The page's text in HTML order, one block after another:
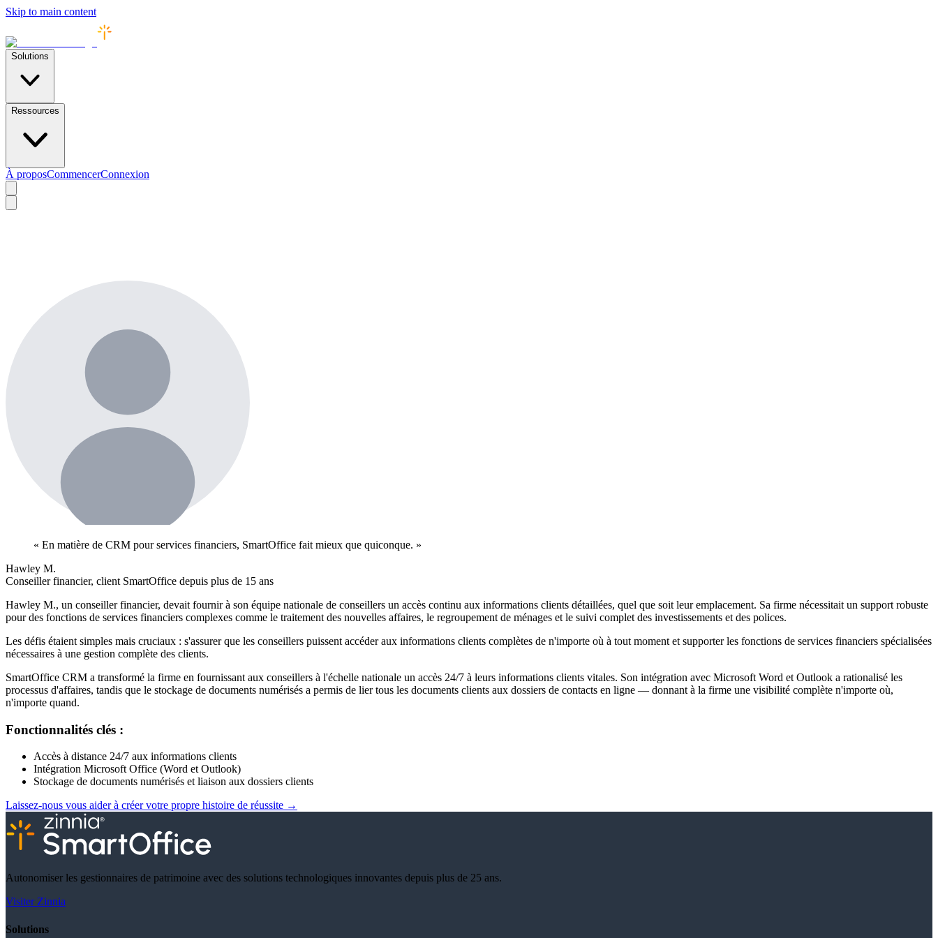
Skip to main content
Solutions
Ressources
À proposCommencerConnexion
« En matière de CRM pour services financiers, SmartOffice fait mieux que quiconque. »
Hawley M.
Conseiller financier, client SmartOffice depuis plus de 15 ans
Hawley M., un conseiller financier, devait fournir à son équipe nationale de conseillers un accès continu aux informations clients détaillées, quel que soit leur emplacement. Sa firme nécessitait un support robuste
pour des fonctions de services financiers complexes comme le traitement des nouvelles affaires, le regroupement de ménages et le suivi complet des investissements et des polices.
Les défis étaient simples mais cruciaux : s'assurer que les conseillers puissent accéder aux informations clients complètes de n'importe où à tout moment et supporter les fonctions de services financiers spécialisées
nécessaires à une gestion complète des clients.
SmartOffice CRM a transformé la firme en fournissant aux conseillers à l'échelle nationale un accès 24/7 à leurs informations clients vitales. Son intégration avec Microsoft Word et Outlook a rationalisé les
processus d'affaires, tandis que le stockage de documents numérisés a permis de lier tous les documents clients aux dossiers de contacts en ligne — donnant à la firme une visibilité complète n'importe où,
n'importe quand.
Fonctionnalités clés :
Accès à distance 24/7 aux informations clients
Intégration Microsoft Office (Word et Outlook)
Stockage de documents numérisés et liaison aux dossiers clients
Laissez-nous vous aider à créer votre propre histoire de réussite →
Autonomiser les gestionnaires de patrimoine avec des solutions technologiques innovantes depuis plus de 25 ans.
Visiter Zinnia
Solutions